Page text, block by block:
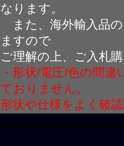
なります。
また、海外輸入品
ますので
ご理解の上、ご入札
・形状/電圧/色の間
ておりません。
形状や仕様をよく確